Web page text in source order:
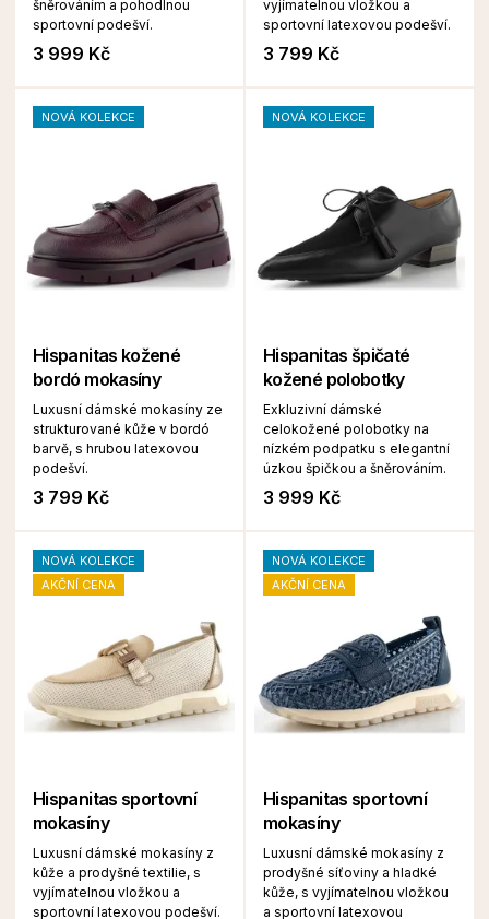
šněrováním a pohodlnou
sportovní podešví.
3 999 Kč
vyjímatelnou vložkou a
sportovní latexovou podešví.
3 799 Kč
NOVÁ KOLEKCE
Hispanitas kožené
bordó mokasíny
Luxusní dámské mokasíny ze
strukturované kůže v bordó
barvě, s hrubou latexovou
podešví.
3 799 Kč
NOVÁ KOLEKCE
Hispanitas špičaté
kožené polobotky
Exkluzivní dámské
celokožené polobotky na
nízkém podpatku s elegantní
úzkou špičkou a šněrováním.
3 999 Kč
NOVÁ KOLEKCE
AKČNÍ CENA
Hispanitas sportovní
mokasíny
Luxusní dámské mokasíny z
kůže a prodyšné textilie, s
vyjímatelnou vložkou a
sportovní latexovou podešví.
NOVÁ KOLEKCE
AKČNÍ CENA
Hispanitas sportovní
mokasíny
Luxusní dámské mokasíny z
prodyšné síťoviny a hladké
kůže, s vyjímatelnou vložkou
a sportovní latexovou